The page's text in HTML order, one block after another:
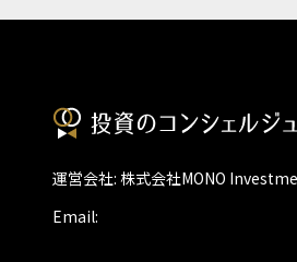
運営会社: 株式会社MONO
Email: